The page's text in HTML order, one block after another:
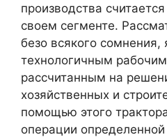
производства
своем сегменте.
безо всякого сомнения,
технологичным
рассчитанным на
хозяйственных и
помощью этого
операции